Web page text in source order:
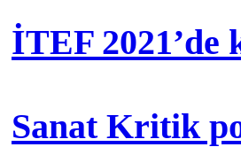
İTEF
Sanat Kritik